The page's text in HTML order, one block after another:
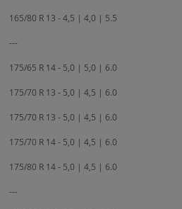
165/80 R 13 - 4,5 | 4,0 | 5.5
---
175/65 R 14 - 5,0 | 5,0 | 6.0
175/70 R 13 - 5,0 | 4,5 | 6.0
175/70 R 13 - 5,0 | 4,5 | 6.0
175/70 R 14 - 5,0 | 4,5 | 6.0
175/80 R 14 - 5,0 | 4,5 | 6.0
---